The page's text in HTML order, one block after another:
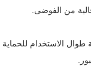
من الفوضى.
طوال الاستخدام